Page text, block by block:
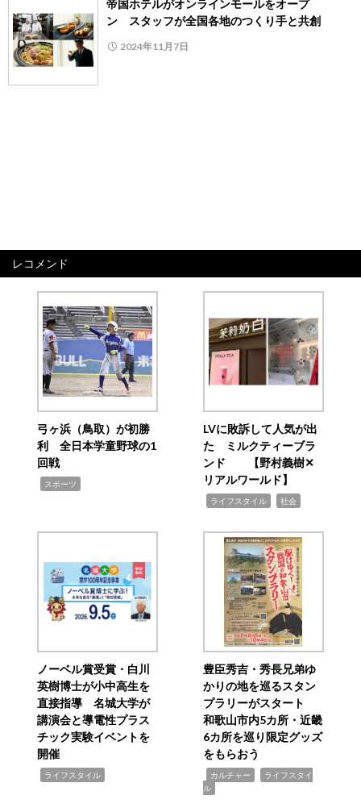
帝国ホテルがオンラインモールをオープ
ン スタッフが全国各地のつくり手と共創
2024年11月7日
レコメンド
弓ヶ浜（鳥取）が初勝
利 全日本学童野球の1
回戦
スポーツ
LVに敗訴して人気が出
た ミルクティーブラ
ンド 【野村義樹✕
リアルワールド】
ライフスタイル 社会
ノーベル賞受賞・白川
英樹博士が小中高生を
直接指導 名城大学が
講演会と導電性プラス
チック実験イベントを
開催
ライフスタイル
豊臣秀吉・秀長兄弟ゆ
かりの地を巡るスタン
プラリーがスタート
和歌山市内5カ所・近畿
6カ所を巡り限定グッズ
をもらおう
カルチャー
ライフスタイ
ル